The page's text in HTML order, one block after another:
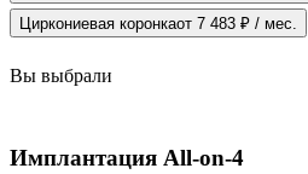
Циркониевая коронкаот 7 483 ₽ / мес.
Вы выбрали
Имплантация All-on-4